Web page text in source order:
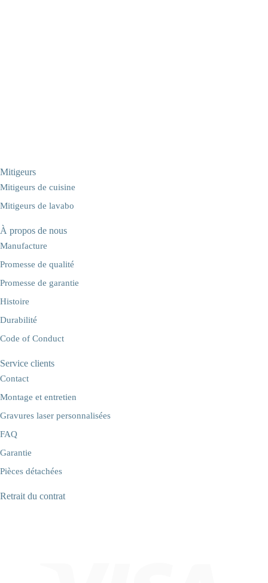
Mitigeurs
Mitigeurs de cuisine
Mitigeurs de lavabo
À propos de nous
Manufacture
Promesse de qualité
Promesse de garantie
Histoire
Durabilité
Code of Conduct
Service clients
Contact
Montage et entretien
Gravures laser personnalisées
FAQ
Garantie
Pièces détachées
Retrait du contrat